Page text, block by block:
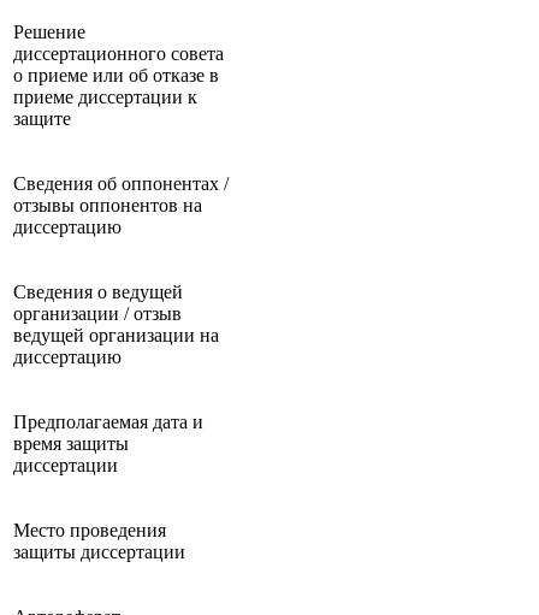
Решение
диссертационного совета
о приеме или об отказе в
приеме диссертации к
защите
Сведения об оппонентах /
отзывы оппонентов на
диссертацию
Сведения о ведущей
организации / отзыв
ведущей организации на
диссертацию
Предполагаемая дата и
время защиты
диссертации
Место проведения
защиты диссертации